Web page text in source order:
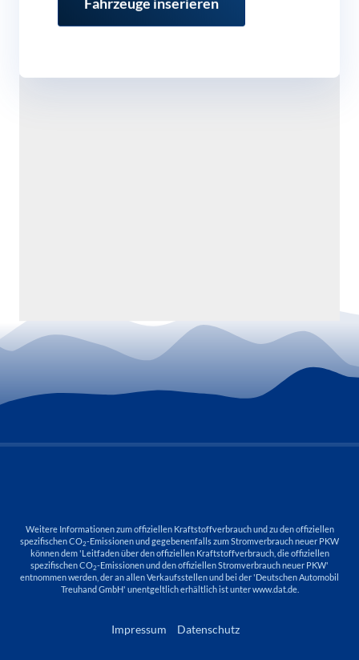
Fahrzeuge inserieren
Weitere Informationen zum offiziellen Kraftstoffverbrauch und zu den offiziellen
spezifischen CO2-Emissionen und gegebenenfalls zum Stromverbrauch neuer PKW
können dem 'Leitfaden über den offiziellen Kraftstoffverbrauch, die offiziellen
spezifischen CO2-Emissionen und den offiziellen Stromverbrauch neuer PKW'
entnommen werden, der an allen Verkaufsstellen und bei der 'Deutschen Automobil
Treuhand GmbH' unentgeltlich erhältlich ist unter www.dat.de.
Impressum Datenschutz